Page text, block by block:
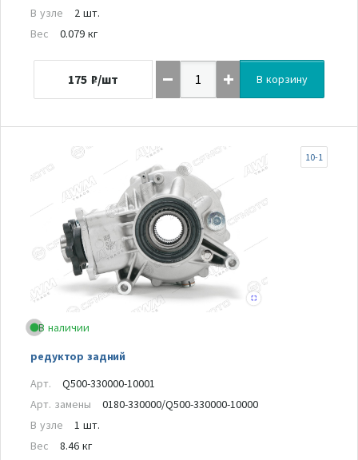
В узле
2 шт.
Вес
0.079 кг
175 ₽/шт В корзину
В наличии
редуктор задний
10-1
Арт.
Q500-330000-10001
Арт. замены
0180-330000/Q500-330000-10000
В узле
1 шт.
Вес
8.46 кг